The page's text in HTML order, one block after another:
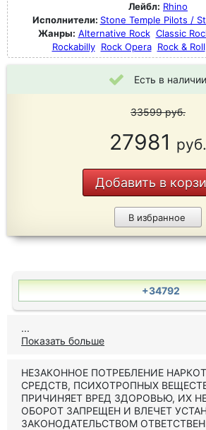
Лейбл: Rhino
Исполнители: Stone Temple Pilots /
Жанры: Alternative Rock Classic
Rockabilly Rock Opera Rock & Roll
Есть в наличии
33599руб.
27981 руб.
Добавить в
В избранное
+34792
...
Показать больше
НЕЗАКОННОЕ ПОТРЕБЛЕНИЕ
СРЕДСТВ, ПСИХОТРОПНЫХ
ПРИЧИНЯЕТ ВРЕД ЗДОРОВЬЮ, ИХ
ОБОРОТ ЗАПРЕЩЕН И ВЛЕЧЕТ
ЗАКОНОДАТЕЛЬСТВОМ